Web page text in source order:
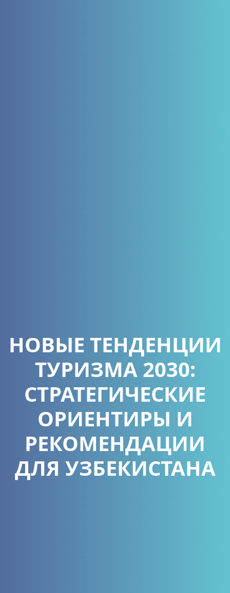
НОВЫЕ ТЕНДЕНЦИИ
ТУРИЗМА 2030:
СТРАТЕГИЧЕСКИЕ
ОРИЕНТИРЫ И
РЕКОМЕНДАЦИИ
ДЛЯ УЗБЕКИСТАНА